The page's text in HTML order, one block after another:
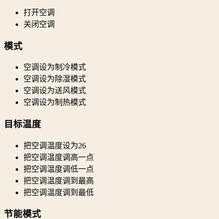
打开空调
关闭空调
模式
空调设为制冷模式
空调设为除湿模式
空调设为送风模式
空调设为制热模式
目标温度
把空调温度设为26
把空调温度调高一点
把空调温度调低一点
把空调温度调到最高
把空调温度调到最低
节能模式